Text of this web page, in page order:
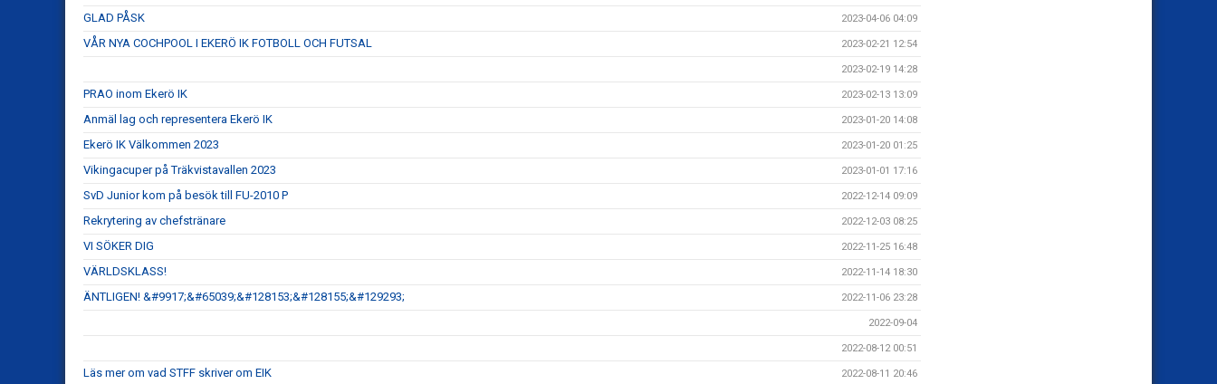
GLAD PÅSK 2023-04-06 04:09
VÅR NYA COCHPOOL I EKERÖ IK FOTBOLL OCH FUTSAL 2023-02-21 12:54
2023-02-19 14:28
PRAO inom Ekerö IK 2023-02-13 13:09
Anmäl lag och representera Ekerö IK 2023-01-20 14:08
Ekerö IK Välkommen 2023 2023-01-20 01:25
Vikingacuper på Träkvistavallen 2023 2023-01-01 17:16
SvD Junior kom på besök till FU-2010 P 2022-12-14 09:09
Rekrytering av chefstränare 2022-12-03 08:25
VI SÖKER DIG 2022-11-25 16:48
VÄRLDSKLASS! 2022-11-14 18:30
ÄNTLIGEN! &#9917;&#65039;&#128153;&#128155;&#129293; 2022-11-06 23:28
2022-09-04
2022-08-12 00:51
Läs mer om vad STFF skriver om EIK 2022-08-11 20:46